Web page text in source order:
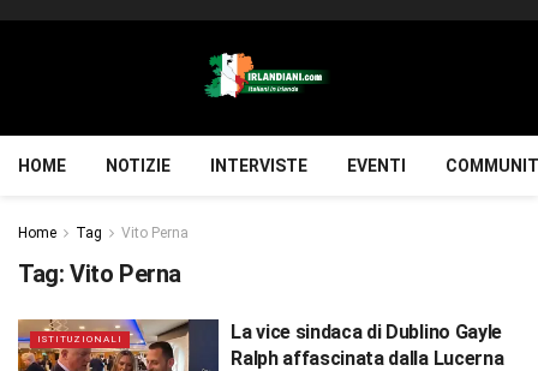
HOME NOTIZIE INTERVISTE EVENTI
Home Tag Vito Perna
Tag: Vito Perna
ISTITUZIONALI
La vice sindaca di Dublino Gayle
Ralph affascinata dalla Lucerna